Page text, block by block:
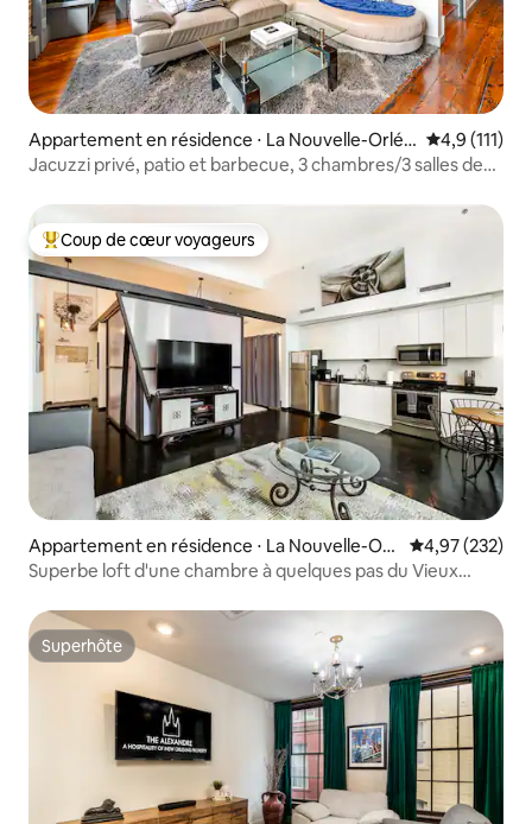
Appartement en résidence ⋅ La Nouvelle-Orléa
ns
Évaluation
4,9 (111)
Jacuzzi privé, patio et barbecue, 3 chambres/3 salles de
Coups de cœur voyageurs les plus appréciés
Coup de cœur voyageurs
Appartement en résidence ⋅ La Nouvelle-Orl
éans
Évaluation
4,97 (232)
Superbe loft d'une chambre à quelques pas du Vieux
Superhôte
Superhôte